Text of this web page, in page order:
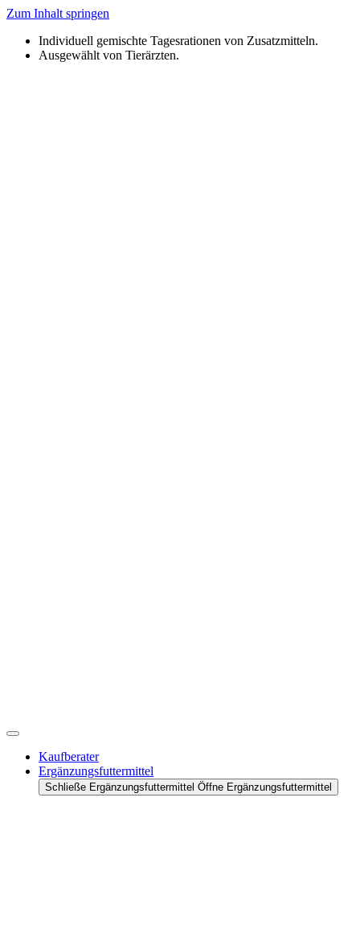
Zum Inhalt springen
Individuell gemischte Tagesrationen von Zusatzmitteln.
Ausgewählt von Tierärzten.
Kaufberater
Ergänzungsfuttermittel
Schließe Ergänzungsfuttermittel Öffne Ergänzungsfuttermittel